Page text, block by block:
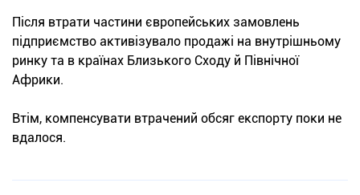
Після втрати частини європейських замовлень
підприємство активізувало продажі на внутрішньому
ринку та в країнах Близького Сходу й Північної
Африки.
Втім, компенсувати втрачений обсяг експорту поки не
вдалося.